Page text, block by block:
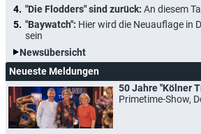
"Die Flodders" sind zurück: An diesem
"Baywatch": Hier wird die Neuauflage in
sein
Newsübersicht
Neueste Meldungen
50 Jahre "Kölner
Primetime-Show,